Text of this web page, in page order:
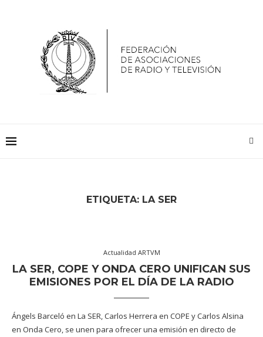
ETIQUETA: LA SER
Actualidad ARTVM
LA SER, COPE Y ONDA CERO UNIFICAN SUS
EMISIONES POR EL DÍA DE LA RADIO
Ángels Barceló en La SER, Carlos Herrera en COPE y Carlos Alsina
en Onda Cero, se unen para ofrecer una emisión en directo de